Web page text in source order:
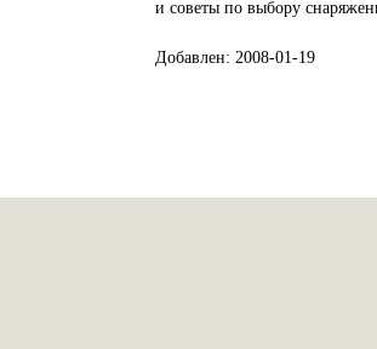
и советы по выбору
Добавлен: 2008-01-19